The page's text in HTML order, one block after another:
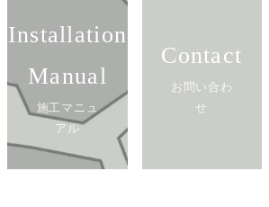
Installation
Manual
施工マニュ
アル
Contact
お問い合わ
せ